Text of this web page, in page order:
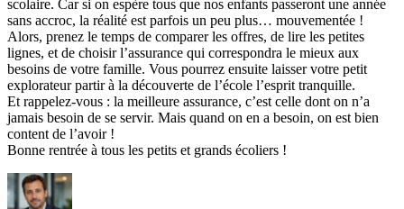
scolaire. Car si on espère tous que nos enfants passeront une année
sans accroc, la réalité est parfois un peu plus… mouvementée !
Alors, prenez le temps de comparer les offres, de lire les petites
lignes, et de choisir l’assurance qui correspondra le mieux aux
besoins de votre famille. Vous pourrez ensuite laisser votre petit
explorateur partir à la découverte de l’école l’esprit tranquille.
Et rappelez-vous : la meilleure assurance, c’est celle dont on n’a
jamais besoin de se servir. Mais quand on en a besoin, on est bien
content de l’avoir !
Bonne rentrée à tous les petits et grands écoliers !